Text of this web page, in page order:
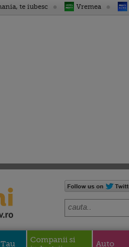
te iubesc Vremea
Companii si
Auto